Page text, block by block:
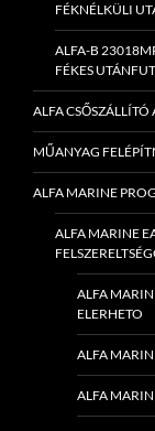
FÉKNÉLKÜLI
ALFA-B
FÉKES
ALFA
MŰANYAG
ALFA MARINE
ALFA MARINE
ALFA
ELERHETO
ALFA
ALFA